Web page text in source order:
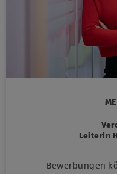
Leiterin
Bewerbungen